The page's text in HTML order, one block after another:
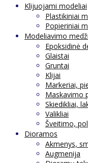
Klijuojami modeliai
Plastikiniai
Popieriniai
Modeliavimo
Epoksidinė
Glaistai
Gruntai
Klijai
Markeriai,
Maskavimo
Skiedikliai,
Valikliai
Šveitimo,
Dioramos
Akmenys,
Augmenija